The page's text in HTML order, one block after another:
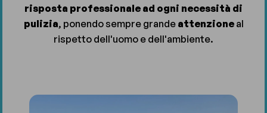
risposta professionale ad ogni necessità di
pulizia, ponendo sempre grandeattenzioneal
rispetto dell'uomo e dell'ambiente.